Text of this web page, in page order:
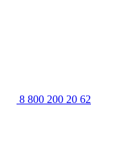
8 800 200 20 62